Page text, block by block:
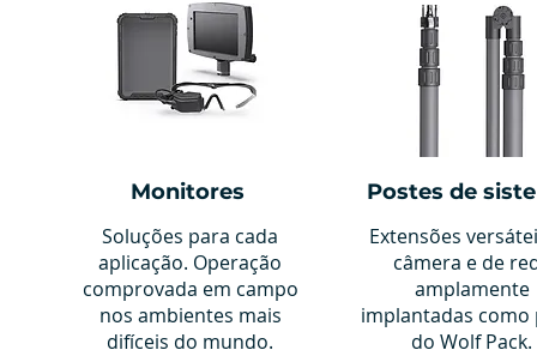
Monitores
Soluções para cada
aplicação. Operação
comprovada em campo
nos ambientes mais
difíceis do mundo.
Postes de
Extensões
câmera e de
amplamente
implantadas como
do Wolf Pack.